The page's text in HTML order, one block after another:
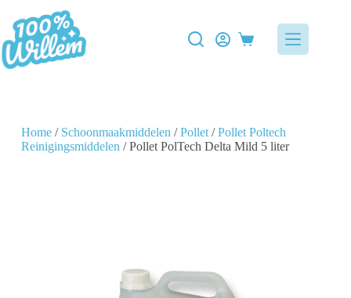
Home/ Schoonmaakmiddelen /Pollet/Pollet Poltech
Reinigingsmiddelen / Pollet PolTech Delta Mild 5 liter